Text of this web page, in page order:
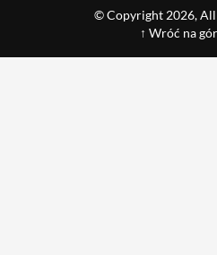
© Copyright 2026, All
↑ Wróć na